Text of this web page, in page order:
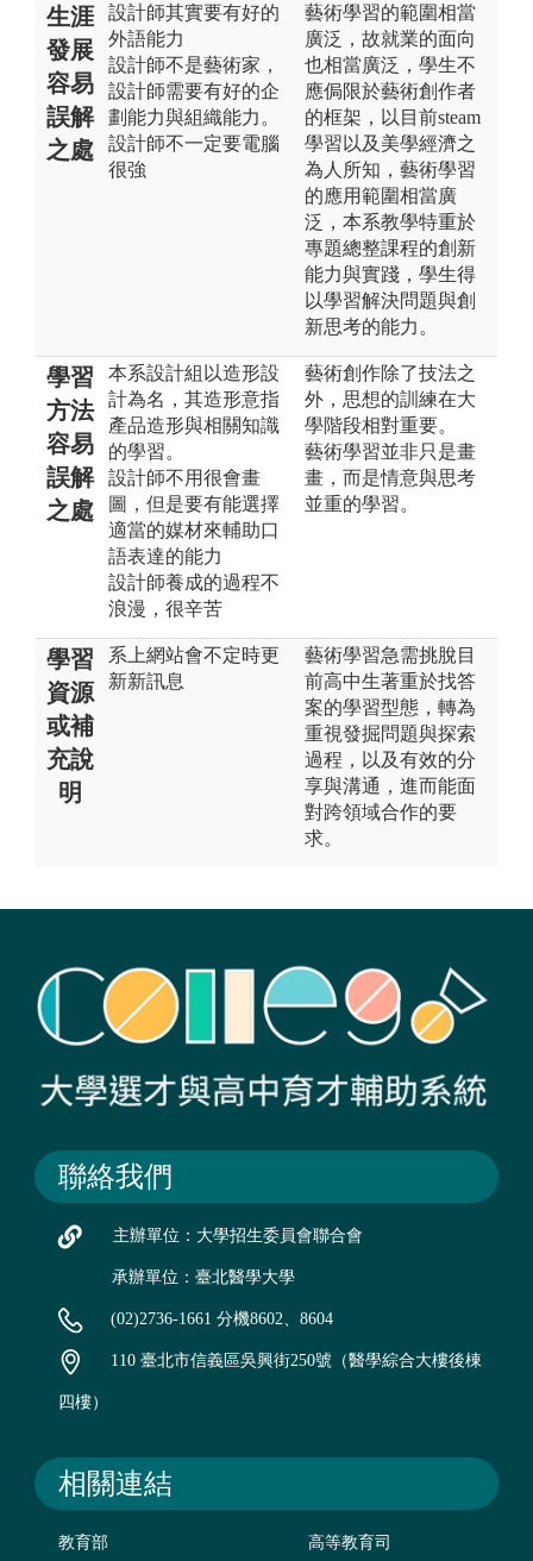
生涯
發展
容易
誤解
之處
設計師其實要有好的
外語能力
設計師不是藝術家，
設計師需要有好的企
劃能力與組織能力。
設計師不一定要電腦
很強
藝術學習的範圍相當
廣泛，故就業的面向
也相當廣泛，學生不
應侷限於藝術創作者
的框架，以目前steam
學習以及美學經濟之
為人所知，藝術學習
的應用範圍相當廣
泛，本系教學特重於
專題總整課程的創新
能力與實踐，學生得
以學習解決問題與創
新思考的能力。
學習
方法
容易
誤解
之處
本系設計組以造形設
計為名，其造形意指
產品造形與相關知識
的學習。
設計師不用很會畫
圖，但是要有能選擇
適當的媒材來輔助口
語表達的能力
設計師養成的過程不
浪漫，很辛苦
藝術創作除了技法之
外，思想的訓練在大
學階段相對重要。
藝術學習並非只是畫
畫，而是情意與思考
並重的學習。
學習
資源
或補
充說
明
系上網站會不定時更
新新訊息
藝術學習急需挑脫目
前高中生著重於找答
案的學習型態，轉為
重視發掘問題與探索
過程，以及有效的分
享與溝通，進而能面
對跨領域合作的要
求。
聯絡我們
主辦單位：大學招生委員會聯合會
承辦單位：臺北醫學大學
(02)2736-1661 分機8602、8604
110 臺北市信義區吳興街250號（醫學綜合大樓後棟
四樓）
相關連結
教育部 高等教育司